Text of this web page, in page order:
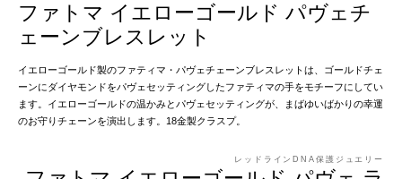
ファトマ イエローゴールド パヴェチ
ェーンブレスレット
イエローゴールド製のファティマ・パヴェチェーンブレスレットは、ゴールドチェ
ーンにダイヤモンドをパヴェセッティングしたファティマの手をモチーフにしてい
ます。イエローゴールドの温かみとパヴェセッティングが、まばゆいばかりの幸運
のお守りチェーンを演出します。18金製クラスプ。
レッドラインDNA保護ジュエリー